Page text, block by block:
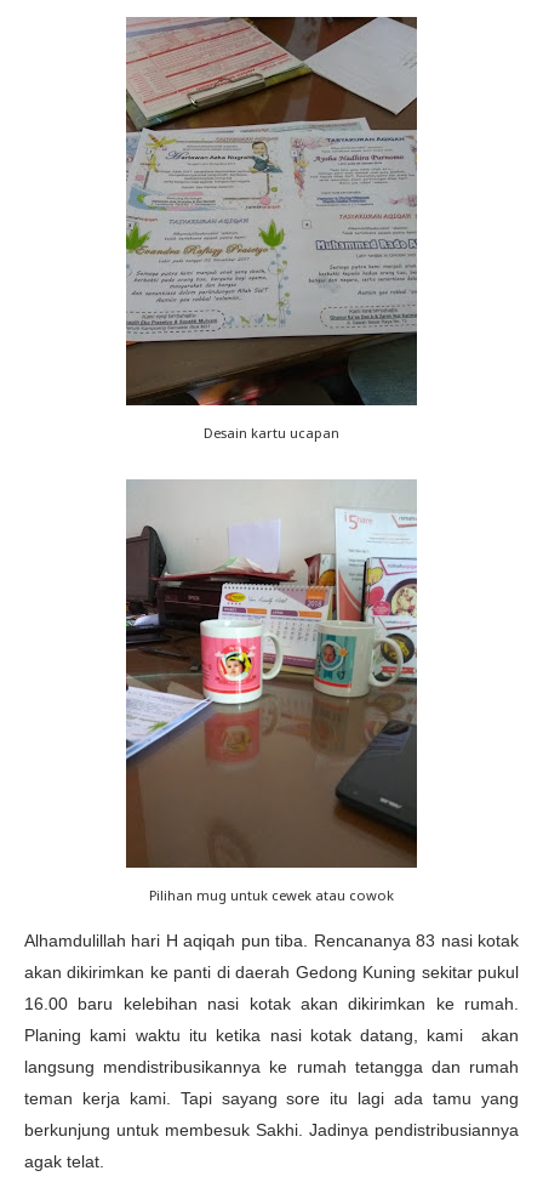
Desain kartu ucapan
Pilihan mug untuk cewek atau cowok
Alhamdulillah hari H aqiqah pun tiba. Rencananya 83 nasi kotak
akan dikirimkan ke panti di daerah Gedong Kuning sekitar pukul
16.00 baru kelebihan nasi kotak akan dikirimkan ke rumah.
Planing kami waktu itu ketika nasi kotak datang, kami akan
langsung mendistribusikannya ke rumah tetangga dan rumah
teman kerja kami. Tapi sayang sore itu lagi ada tamu yang
berkunjung untuk membesuk Sakhi. Jadinya pendistribusiannya
agak telat.